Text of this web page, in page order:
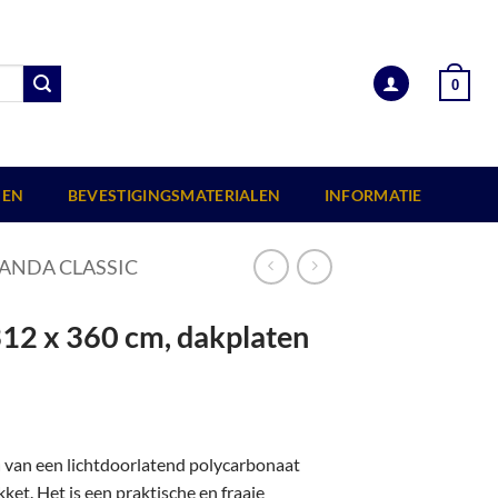
0
BEVESTIGINGSMATERIALEN INFORMATIE
CLASSIC
x 360 cm, dakplaten
van een lichtdoorlatend polycarbonaat
Het is een praktische en fraaie